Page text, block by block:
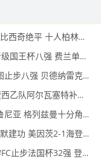
2026年01月16日 德甲-克劳德世界波柳比西奇绝平 十人柏林联合1-1奥格斯堡
2026年01月16日 巴萨2-0桑坦德竞技晋级国王杯八强 费兰单刀球破门亚马尔建功
2026年01月15日 葡杯-本菲卡0-1波尔图止步八强 贝德纳雷克制胜帕夫利季斯失良机
2026年01月15日 爆冷出局！皇马2-3遭西乙队阿尔瓦塞特补时绝杀 无缘国王杯8强
2026年01月14日 国王杯-马竞1-0拉科鲁尼亚 格列兹曼十分角任意球破门+远射中横梁
2026年01月14日 德甲-阿米里破门威德默建功 美因茨2-1海登海姆
2026年01月13日 爆冷！大巴黎0-1巴黎FC止步法国杯32强 登贝莱失单刀埃梅里中框